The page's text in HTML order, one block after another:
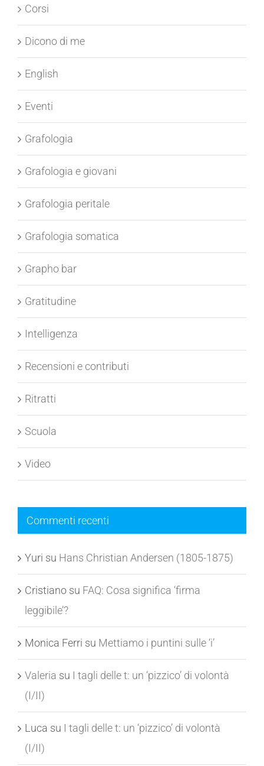
Corsi
Dicono di me
English
Eventi
Grafologia
Grafologia e giovani
Grafologia peritale
Grafologia somatica
Grapho bar
Gratitudine
Intelligenza
Recensioni e contributi
Ritratti
Scuola
Video
Commenti recenti
Yuri su Hans Christian Andersen (1805-1875)
Cristiano su FAQ: Cosa significa ‘firma
leggibile’?
Monica Ferri su Mettiamo i puntini sulle ‘i’
Valeria su I tagli delle t: un ‘pizzico’ di volontà
(I/II)
Luca su I tagli delle t: un ‘pizzico’ di volontà
(I/II)